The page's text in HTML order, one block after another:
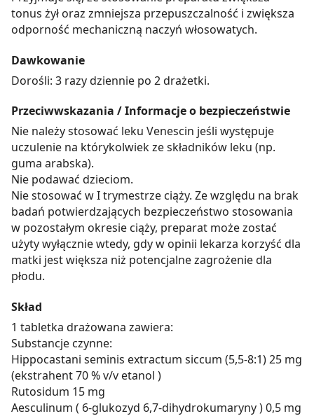
tonus żył oraz zmniejsza przepuszczalność i zwiększa
odporność mechaniczną naczyń włosowatych.
Dawkowanie
Dorośli: 3 razy dziennie po 2 drażetki.
Przeciwwskazania / Informacje o bezpieczeństwie
Nie należy stosować leku Venescin jeśli występuje
uczulenie na którykolwiek ze składników leku (np.
guma arabska).
Nie podawać dzieciom.
Nie stosować w I trymestrze ciąży. Ze względu na brak
badań potwierdzających bezpieczeństwo stosowania
w pozostałym okresie ciąży, preparat może zostać
użyty wyłącznie wtedy, gdy w opinii lekarza korzyść dla
matki jest większa niż potencjalne zagrożenie dla
płodu.
Skład
1 tabletka drażowana zawiera:
Substancje czynne:
Hippocastani seminis extractum siccum (5,5-8:1) 25 mg
(ekstrahent 70 % v/v etanol )
Rutosidum 15 mg
Aesculinum ( 6-glukozyd 6,7-dihydrokumaryny ) 0,5 mg